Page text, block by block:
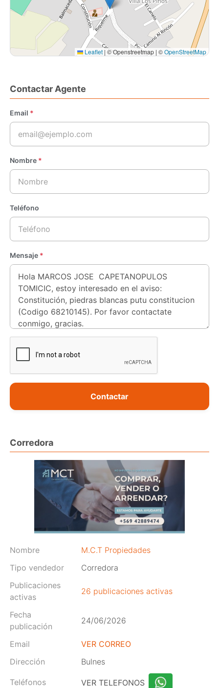
Leaflet |© Openstreetmap | ©OpenStreetMap
Contactar Agente
Email *
Nombre *
Teléfono
Mensaje *
Contactar
Corredora
Nombre
M.C.T Propiedades
Tipo vendedor
Corredora
Publicaciones
activas
26 publicaciones activas
Fecha
publicación
24/06/2026
Email
VER CORREO
Dirección
Bulnes
Teléfonos VER TELEFONOS